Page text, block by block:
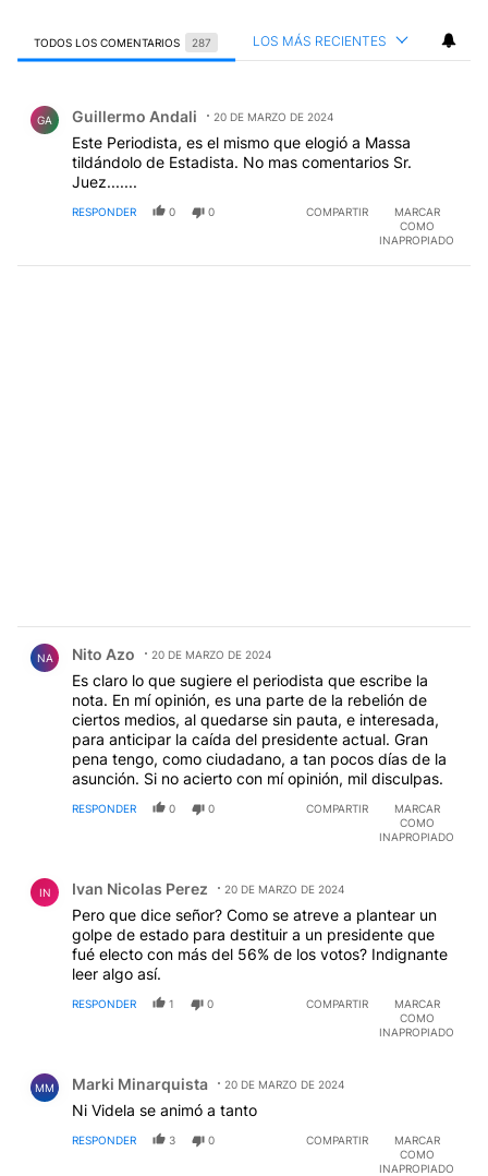
TODOS LOS COMENTARIOS 287 LOS MÁS RECIENTES
GA Guillermo Andali 20 DE MARZO DE 2024
Este Periodista, es el mismo que elogió a Massa
tildándolo de Estadista. No mas comentarios Sr.
Juez.......
RESPONDER 0 0 COMPARTIR
MARCAR
COMO
INAPROPIADO
NA Nito Azo 20 DE MARZO DE 2024
Es claro lo que sugiere el periodista que escribe la
nota. En mí opinión, es una parte de la rebelión de
ciertos medios, al quedarse sin pauta, e interesada,
para anticipar la caída del presidente actual. Gran
pena tengo, como ciudadano, a tan pocos días de la
asunción. Si no acierto con mí opinión, mil disculpas.
RESPONDER 0 0 COMPARTIR
MARCAR
COMO
INAPROPIADO
IN Ivan Nicolas Perez 20 DE MARZO DE 2024
Pero que dice señor? Como se atreve a plantear un
golpe de estado para destituir a un presidente que
fué electo con más del 56% de los votos? Indignante
leer algo así.
RESPONDER 1 0 COMPARTIR
MARCAR
COMO
INAPROPIADO
MM Marki Minarquista 20 DE MARZO DE 2024
Ni Videla se animó a tanto
RESPONDER 3 0 COMPARTIR
MARCAR
COMO
INAPROPIADO